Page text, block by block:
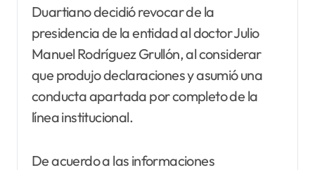
Duartiano decidió revocar de la
presidencia de la entidad al doctor Julio
Manuel Rodríguez Grullón, al considerar
que produjo declaraciones y asumió una
conducta apartada por completo de la
línea institucional.
De acuerdo a las informaciones